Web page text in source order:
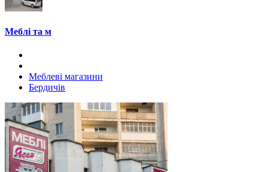
Меблі та м
Меблеві магазини
Бердичів